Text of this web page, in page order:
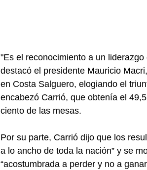
"Es el reconocimiento a un
destacó el presidente Mauricio
en Costa Salguero, elogiando el
encabezó Carrió, que obtenía el
ciento de las mesas.
Por su parte, Carrió dijo que los
a lo ancho de toda la nación” y se
“acostumbrada a perder y no a